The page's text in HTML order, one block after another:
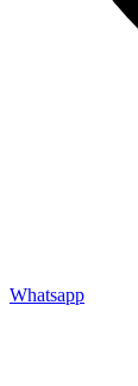
Whatsapp